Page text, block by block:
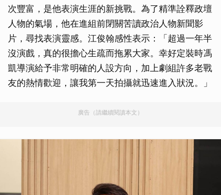
次豐富，是他表演生涯的新挑戰。為了精準詮釋政壇
人物的氣場，他在進組前閉關苦讀政治人物新聞影
片，尋找表演靈感。江俊翰感性表示：「超過一年半
沒演戲，真的很擔心生疏而拖累大家。幸好定裝時馮
凱導演給予非常明確的人設方向，加上劇組許多老戰
友的熱情歡迎，讓我第一天拍攝就迅速進入狀況。」
廣告（請繼續閱讀本文）